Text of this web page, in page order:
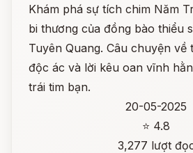
Khám phá sự tích chim Năm
bi thương của đồng bào thiểu
Tuyên Quang. Câu chuyện
độc ác và lời kêu oan vĩnh
trái tim bạn.
20-05-2025
⭐ 4.8
3,277 lượt